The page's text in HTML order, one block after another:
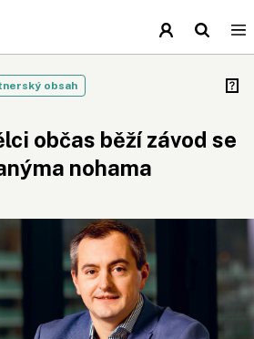
obsah
občas běží závod se
nohama